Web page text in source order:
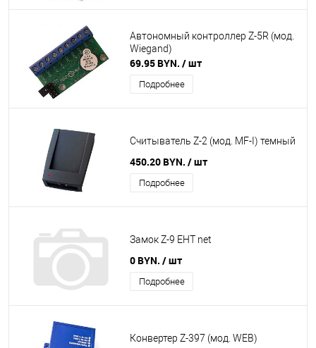
Автономный контроллер Z-5R (мод.
Wiegand)
69.95 BYN. / шт
Подробнее
Считыватель Z-2 (мод. MF-I) темный
450.20 BYN. / шт
Подробнее
Замок Z-9 EHT net
0 BYN. / шт
Подробнее
Конвертер Z-397 (мод. WEB)